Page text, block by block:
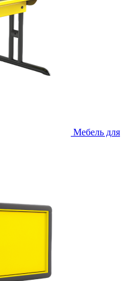
Мебель для